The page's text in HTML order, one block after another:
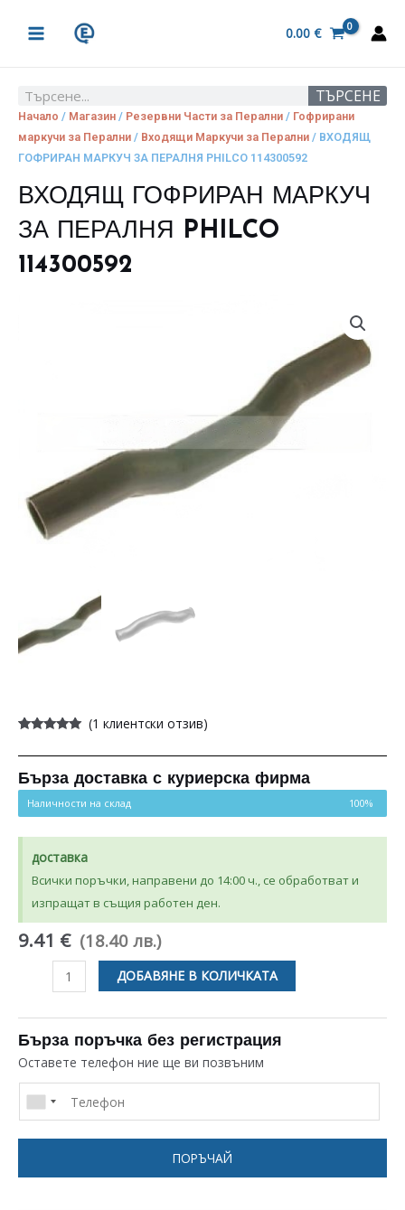
MENU
0.00 €
Search ТЪРСЕНЕ
Начало / Магазин / Резервни Части за Перални / Гофрирани
маркучи за Перални / Входящи Маркучи за Перални / ВХОДЯЩ
ГОФРИРАН МАРКУЧ ЗА ПЕРАЛНЯ PHILCO 114300592
ВХОДЯЩ ГОФРИРАН МАРКУЧ
ЗА ПЕРАЛНЯ PHILCO
114300592
5.00от 5,
потребителски
оценки
(1 клиентски отзив)
Бърза доставка с куриерска фирма
Наличности на склад 100%
доставка
Всички поръчки, направени до 14:00 ч., се обработват и
изпращат в същия работен ден.
9.41 € (18.40 лв.)
количество
ВХОДЯЩ
ГОФРИРАН
МАРКУЧ
ЗА
ПЕРАЛНЯ
ДОБАВЯНЕ В КОЛИЧКАТА
Бърза поръчка без регистрация
Оставете телефон ние ще ви позвъним
ПОРЪЧАЙ